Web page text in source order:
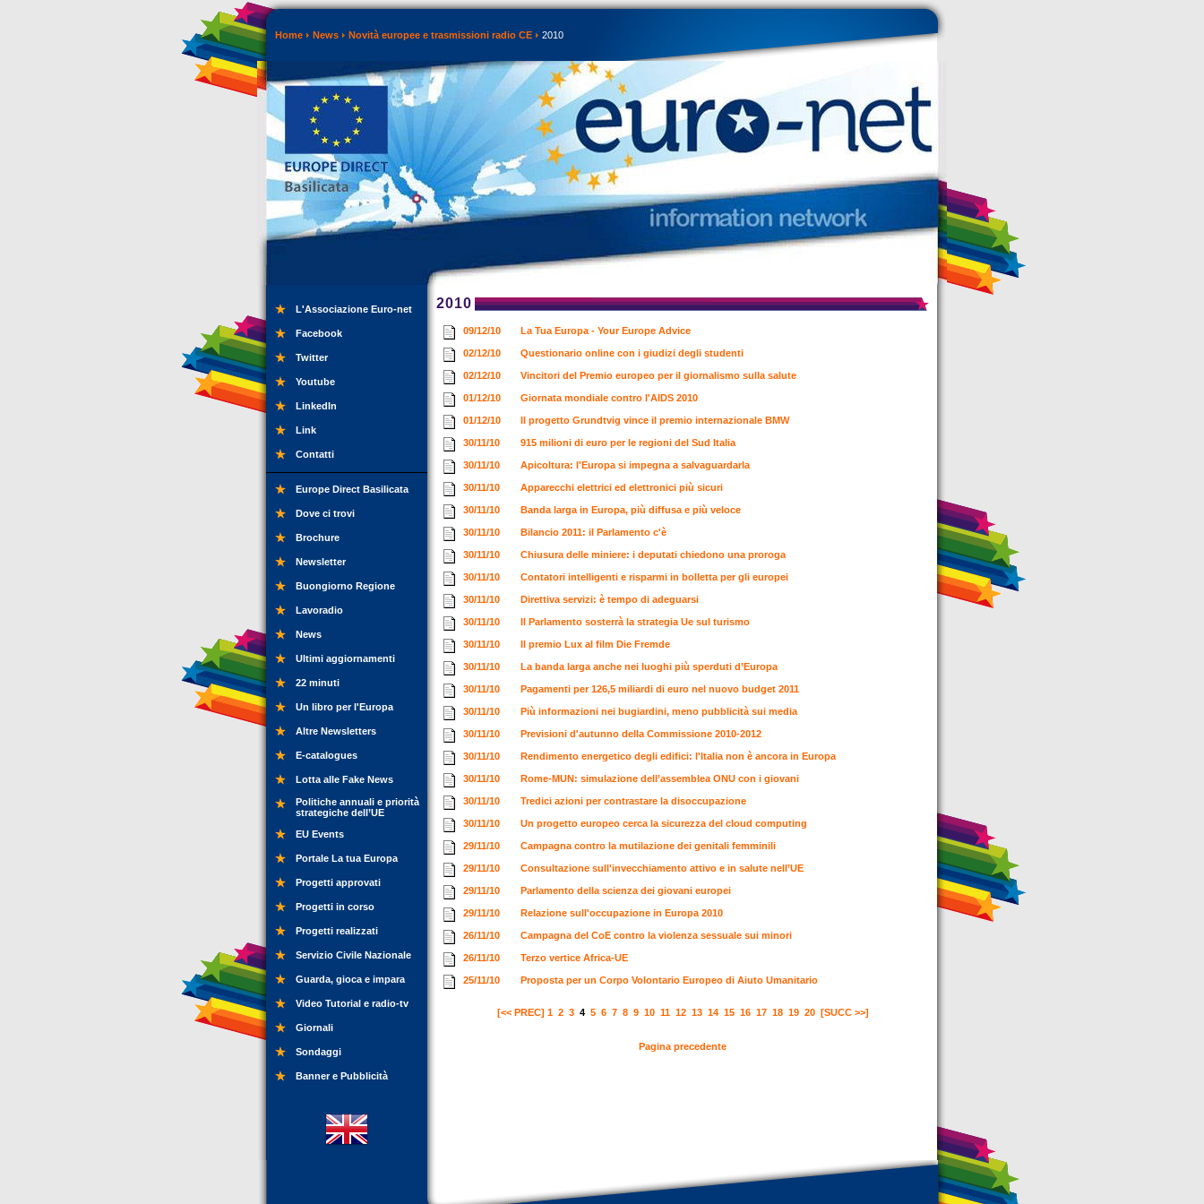
Home News Novità europee e trasmissioni radio CE 2010
L'Associazione Euro-net
Facebook
Twitter
Youtube
LinkedIn
Link
Contatti
Europe Direct Basilicata
Dove ci trovi
Brochure
Newsletter
Buongiorno Regione
Lavoradio
News
Ultimi aggiornamenti
22 minuti
Un libro per l'Europa
Altre Newsletters
E-catalogues
Lotta alle Fake News
Politiche annuali e priorità
strategiche dell’UE
EU Events
Portale La tua Europa
Progetti approvati
Progetti in corso
Progetti realizzati
Servizio Civile Nazionale
Guarda, gioca e impara
Video Tutorial e radio-tv
Giornali
Sondaggi
Banner e Pubblicità
2010
09/12/10 La Tua Europa - Your Europe Advice
02/12/10 Questionario online con i giudizi degli studenti
02/12/10 Vincitori del Premio europeo per il giornalismo sulla salute
01/12/10 Giornata mondiale contro l'AIDS 2010
01/12/10 Il progetto Grundtvig vince il premio internazionale BMW
30/11/10 915 milioni di euro per le regioni del Sud Italia
30/11/10 Apicoltura: l'Europa si impegna a salvaguardarla
30/11/10 Apparecchi elettrici ed elettronici più sicuri
30/11/10 Banda larga in Europa, più diffusa e più veloce
30/11/10 Bilancio 2011: il Parlamento c'è
30/11/10 Chiusura delle miniere: i deputati chiedono una proroga
30/11/10 Contatori intelligenti e risparmi in bolletta per gli europei
30/11/10 Direttiva servizi: è tempo di adeguarsi
30/11/10 Il Parlamento sosterrà la strategia Ue sul turismo
30/11/10 Il premio Lux al film Die Fremde
30/11/10 La banda larga anche nei luoghi più sperduti d’Europa
30/11/10 Pagamenti per 126,5 miliardi di euro nel nuovo budget 2011
30/11/10 Più informazioni nei bugiardini, meno pubblicità sui media
30/11/10 Previsioni d'autunno della Commissione 2010-2012
30/11/10 Rendimento energetico degli edifici: l'Italia non è ancora in Europa
30/11/10 Rome-MUN: simulazione dell’assemblea ONU con i giovani
30/11/10 Tredici azioni per contrastare la disoccupazione
30/11/10 Un progetto europeo cerca la sicurezza del cloud computing
29/11/10 Campagna contro la mutilazione dei genitali femminili
29/11/10 Consultazione sull'invecchiamento attivo e in salute nell’UE
29/11/10 Parlamento della scienza dei giovani europei
29/11/10 Relazione sull'occupazione in Europa 2010
26/11/10 Campagna del CoE contro la violenza sessuale sui minori
26/11/10 Terzo vertice Africa-UE
25/11/10 Proposta per un Corpo Volontario Europeo di Aiuto Umanitario
[<< PREC] 1 2 3 4 5 6 7 8 9 10 11 12 13 14 15 16 17 18 19 20 [SUCC >>]
Pagina precedente